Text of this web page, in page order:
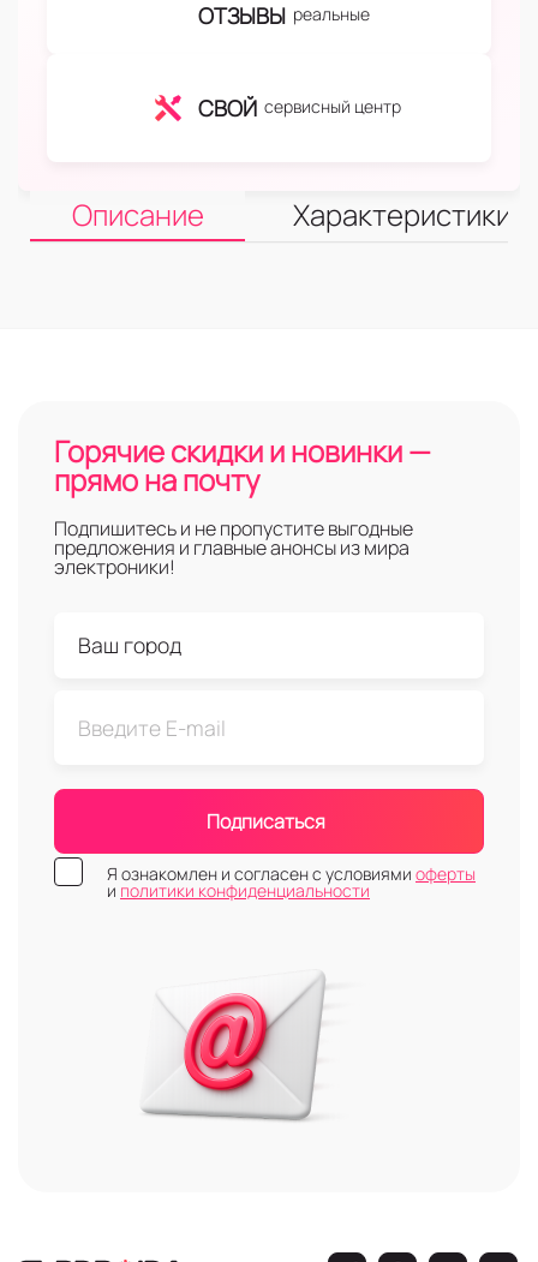
ОТЗЫВЫ реальные
СВОЙ сервисный центр
Описание Характеристики
Горячие скидки и новинки —
прямо на почту
Подпишитесь и не пропустите выгодные
предложения и главные анонсы из мира
электроники!
Подписаться
Я ознакомлен и согласен с условиями оферты
и политики конфиденциальности